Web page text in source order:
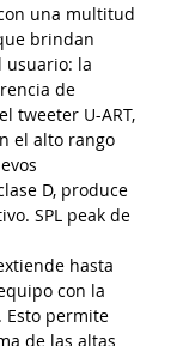
una multitud
brindan
usuario: la
de
tweeter U-ART,
el alto rango
D, produce
SPL peak de
hasta
con la
Esto permite
de las altas